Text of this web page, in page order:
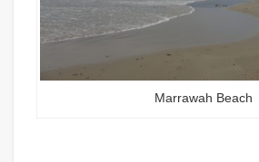
Marrawah Beach